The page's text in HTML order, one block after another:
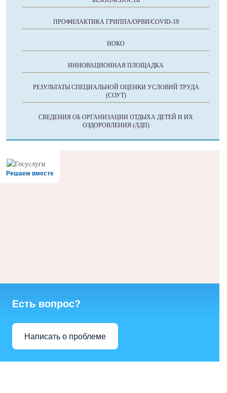
ПРОФИЛАКТИКА ГРИППА/ОРВИ/COVID-19
НОКО
ИННОВАЦИОННАЯ ПЛОЩАДКА
РЕЗУЛЬТАТЫ СПЕЦИАЛЬНОЙ ОЦЕНКИ УСЛОВИЙ ТРУДА
(СОУТ)
СВЕДЕНИЯ ОБ ОРГАНИЗАЦИИ ОТДЫХА ДЕТЕЙ И ИХ
ОЗДОРОВЛЕНИЯ (ЛДП)
Решаем вместе
Есть вопрос?
Написать о проблеме